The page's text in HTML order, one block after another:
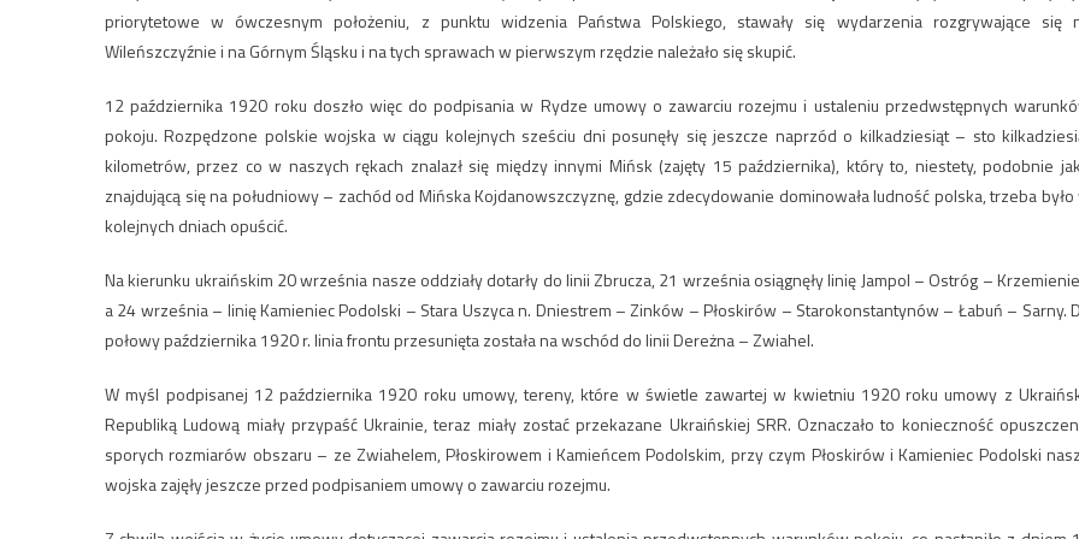
priorytetowe w ówczesnym położeniu, z punktu widzenia Państwa Polskiego, stawały się wydarzenia rozgrywające się
Wileńszczyźnie i na Górnym Śląsku i na tych sprawach w pierwszym rzędzie należało się skupić.
12 października 1920 roku doszło więc do podpisania w Rydze umowy o zawarciu rozejmu i ustaleniu przedwstępnych
pokoju. Rozpędzone polskie wojska w ciągu kolejnych sześciu dni posunęły się jeszcze naprzód o kilkadziesiąt – sto
kilometrów, przez co w naszych rękach znalazł się między innymi Mińsk (zajęty 15 października), który to, niestety, podobnie
znajdującą się na południowy – zachód od Mińska Kojdanowszczyznę, gdzie zdecydowanie dominowała ludność polska, trzeba było
kolejnych dniach opuścić.
Na kierunku ukraińskim 20 września nasze oddziały dotarły do linii Zbrucza, 21 września osiągnęły linię Jampol – Ostróg –
a 24 września – linię Kamieniec Podolski – Stara Uszyca n. Dniestrem – Zinków – Płoskirów – Starokonstantynów – Łabuń – Sarny.
połowy października 1920 r. linia frontu przesunięta została na wschód do linii Dereżna – Zwiahel.
W myśl podpisanej 12 października 1920 roku umowy, tereny, które w świetle zawartej w kwietniu 1920 roku umowy z
Republiką Ludową miały przypaść Ukrainie, teraz miały zostać przekazane Ukraińskiej SRR. Oznaczało to konieczność
sporych rozmiarów obszaru – ze Zwiahelem, Płoskirowem i Kamieńcem Podolskim, przy czym Płoskirów i Kamieniec Podolski
wojska zajęły jeszcze przed podpisaniem umowy o zawarciu rozejmu.